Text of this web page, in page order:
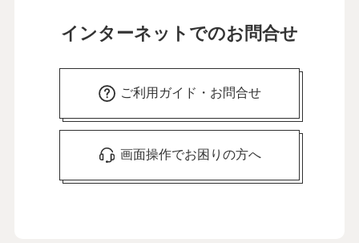
インターネットでのお問合せ
ご利用ガイド・お問合せ
画面操作でお困りの方へ